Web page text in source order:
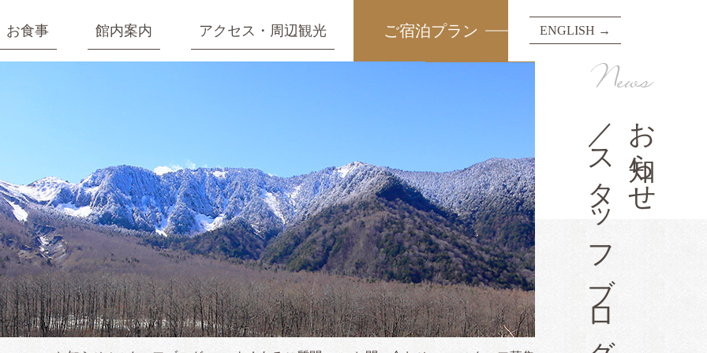
お食事 館内案内 アクセス・周辺観光 ご宿泊プラン ENGLISH →
お知らせ
／スタッフブログ
News